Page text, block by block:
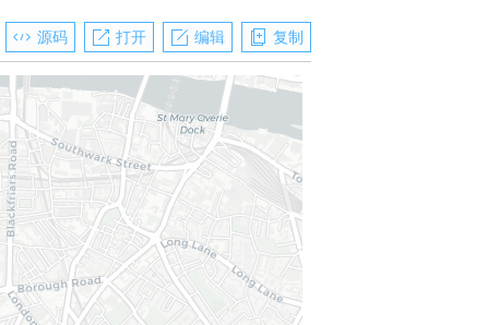
源码 打开 编辑 复制